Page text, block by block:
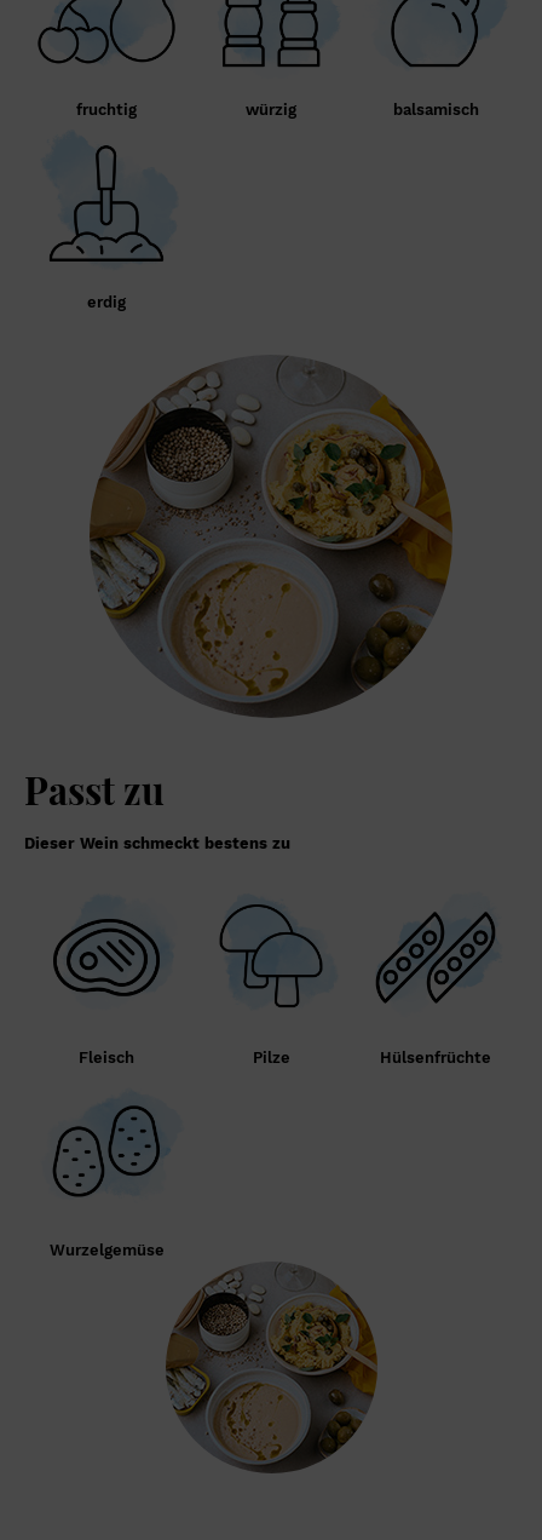
fruchtig würzig balsamisch
erdig
Passt zu
Dieser Wein schmeckt bestens zu
Fleisch Pilze Hülsenfrüchte
Wurzelgemüse